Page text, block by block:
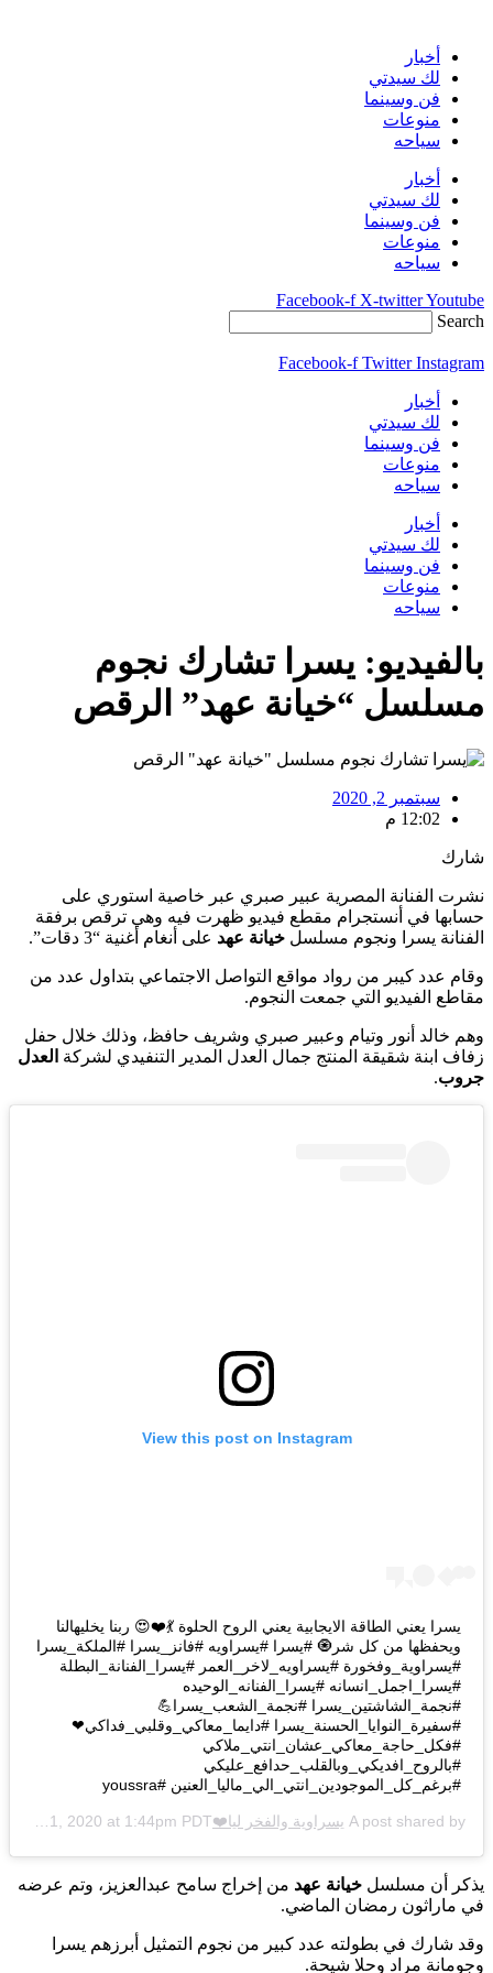
content أخبار
لك سيدتي
فن وسينما
منوعات
سياحه
أخبار
لك سيدتي
فن وسينما
منوعات
سياحه
Facebook-f X-twitterYoutube
Search
Facebook-f Twitter Instagram
أخبار
لك سيدتي
فن وسينما
منوعات
سياحه
أخبار
لك سيدتي
فن وسينما
منوعات
سياحه
بالفيديو: يسرا تشارك نجوم
مسلسل “خيانة عهد” الرقص
سبتمبر 2, 2020
12:02 م
شارك
نشرت الفنانة المصرية عبير صبري عبر خاصية استوري على
حسابها في أنستجرام مقطع فيديو ظهرت فيه وهي ترقص برفقة
الفنانة يسرا ونجوم مسلسل خيانة عهد على أنغام أغنية “3 دقات”.
وقام عدد كيبر من رواد مواقع التواصل الاجتماعي بتداول عدد من
مقاطع الفيديو التي جمعت النجوم.
وهم خالد أنور وتيام وعبير صبري وشريف حافظ، وذلك خلال حفل
زفاف ابنة شقيقة المنتج جمال العدل المدير التنفيدي لشركة العدل
جروب.
View this post on Instagram
يسرا يعني الطاقة الايجابية يعني الروح الحلوة 💃❤️😍 ربنا يخليهالنا
ويحفظها من كل شر🧿 #يسرا #يسراويه #فانز_يسرا #الملكة_يسرا
#يسراوية_وفخورة #يسراويه_لاخر_العمر #يسرا_الفنانة_البطلة
#يسرا_اجمل_انسانه #يسرا_الفنانه_الوحيده
#نجمة_الشاشتين_يسرا #نجمة_الشعب_يسرا💪
#سفيرة_النوايا_الحسنة_يسرا #دايما_معاكي_وقلبي_فداكي❤
#فكل_حاجة_معاكي_عشان_انتي_ملاكي
#بالروح_افديكي_وبالقلب_حدافع_عليكي
#برغم_كل_الموجودين_انتي_الي_ماليا_العنين #youssra
A post shared by يسراوية والفخر ليا❤️MalakAug 31, 2020 at 1:44pm PDT
يذكر أن مسلسل خيانة عهد من إخراج سامح عبدالعزيز، وتم عرضه
في ماراثون رمضان الماضي.
وقد شارك في بطولته عدد كبير من نجوم التمثيل أبرزهم يسرا
وجومانة مراد وحلا شيحة.